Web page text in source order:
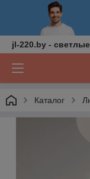
jl-220.by -
Каталог